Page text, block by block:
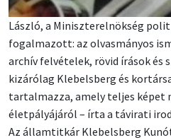
László, a Miniszterelnökség
fogalmazott: az olvasmányos
archív felvételek, rövid írások és
kizárólag Klebelsberg és
tartalmazza, amely teljes képet
életpályájáról – írta a távirati
Az államtitkár Klebelsberg